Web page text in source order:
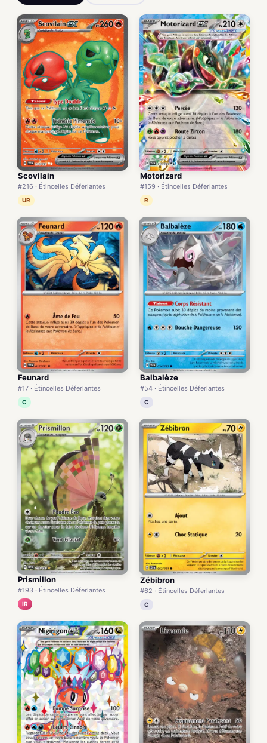
Scovilain
#216 · Étincelles Déferlantes
UR
Motorizard
#159 · Étincelles Déferlantes
R
Feunard
#17 · Étincelles Déferlantes
C
Balbalèze
#54 · Étincelles Déferlantes
C
Prismillon
#193 · Étincelles Déferlantes
IR
Zébibron
#62 · Étincelles Déferlantes
C